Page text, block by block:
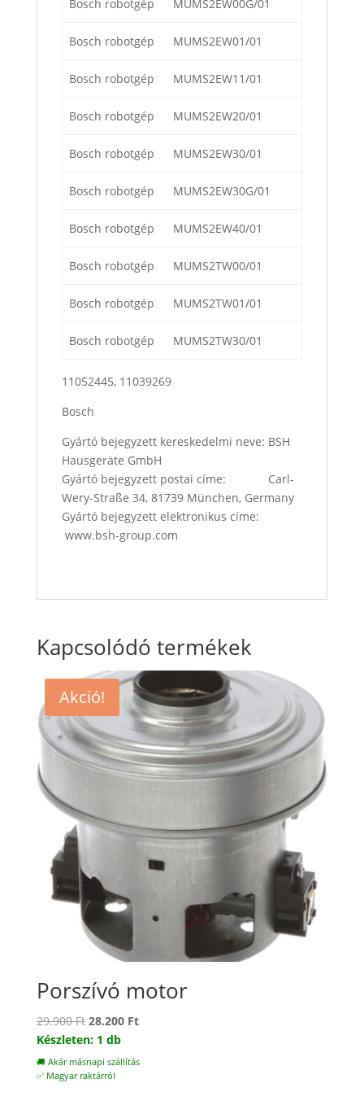
Bosch robotgép MUMS2EW00G/01
Bosch robotgép MUMS2EW01/01
Bosch robotgép MUMS2EW11/01
Bosch robotgép MUMS2EW20/01
Bosch robotgép MUMS2EW30/01
Bosch robotgép MUMS2EW30G/01
Bosch robotgép MUMS2EW40/01
Bosch robotgép MUMS2TW00/01
Bosch robotgép MUMS2TW01/01
Bosch robotgép MUMS2TW30/01
11052445, 11039269
Bosch
Gyártó bejegyzett kereskedelmi neve: BSH
Hausgeräte GmbH
Gyártó bejegyzett postai címe: Carl-
Wery-Straße 34, 81739 München, Germany
Gyártó bejegyzett elektronikus címe:
www.bsh-group.com
Kapcsolódó termékek
Akció!
Porszívó motor
29.900Ft Original
price
was:
29.900 Ft.
28.200 FtCurrent
is:
Készleten: 1 db
🚚 Akár másnapi szállítás
✅ Magyar raktárról